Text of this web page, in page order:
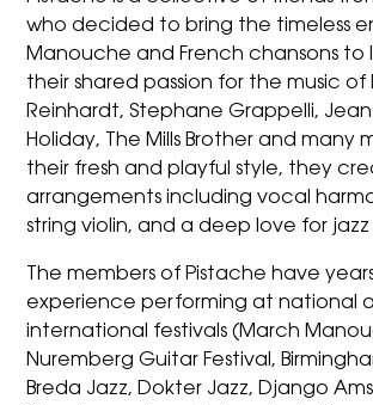
who decided to bring the timeless
Manouche and French chansons to
their shared passion for the music of
Reinhardt, Stephane Grappelli, Jean
Holiday, The Mills Brother and many
their fresh and playful style, they
arrangements including vocal
string violin, and a deep love for
The members of Pistache have
experience performing at national
international festivals (March
Nuremberg Guitar Festival,
Breda Jazz, Dokter Jazz, Django